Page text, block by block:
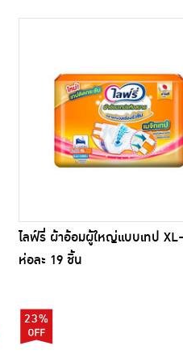
ไลฟ์รี่ ผ้าอ้อมผู้ใหญ่แบบเทป
ห่อละ 19 ชิ้น
23%